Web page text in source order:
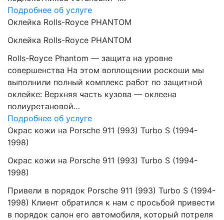
Подробнее об услуге
Оклейка Rolls-Royce PHANTOM
Оклейка Rolls-Royce PHANTOM
Rolls-Royce Phantom — защита на уровне
совершенства На этом воплощении роскоши мы
выполнили полный комплекс работ по защитной
оклейке: Верхняя часть кузова — оклеена
полиуретановой…
Подробнее об услуге
Окрас кожи на Porsche 911 (993) Turbo S (1994-
1998)
Окрас кожи на Porsche 911 (993) Turbo S (1994-
1998)
Привели в порядок Porsche 911 (993) Turbo S (1994-
1998) Клиент обратился к нам с просьбой привести
в порядок салон его автомобиля, который потреля